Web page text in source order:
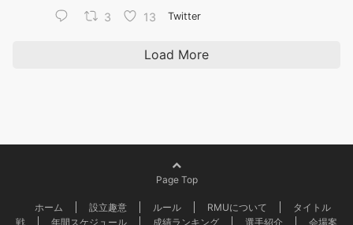
3 13 Twitter
Load More
Page Top
ホーム 設立趣意 ルール RMUについて
タイトル
戦
年間スケジュール 成績ランキング 選手紹介 会場案